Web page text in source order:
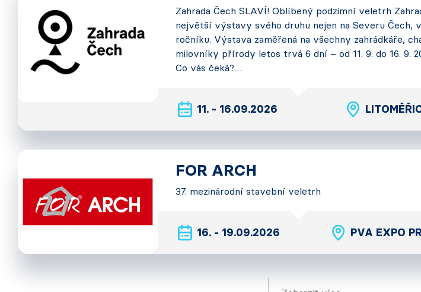
Zahrada Čech SLAVÍ! Oblíbený podzimní veletrh
největší výstavy svého druhu nejen na Severu Čech,
ročníku. Výstava zaměřená na všechny zahrádkáře,
milovníky přírody letos trvá 6 dní – od 11. 9. do 16. 9.
Co vás čeká?…
11. - 16.09.2026
FOR ARCH
37. mezinárodní stavební veletrh
16. - 19.09.2026 PVA EXPO